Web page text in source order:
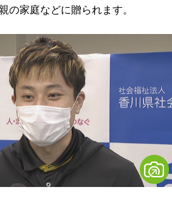
の家庭などに贈られます。